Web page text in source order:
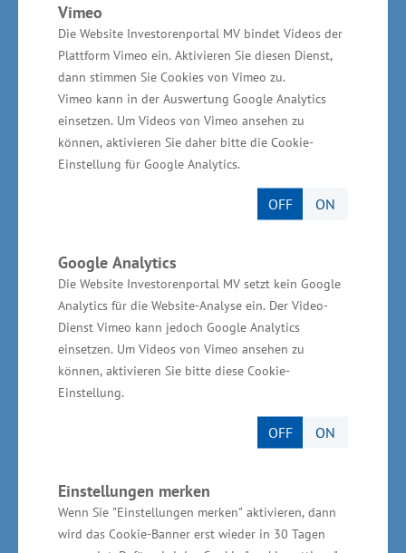
Vimeo
Die Website Investorenportal MV bindet Videos der
Plattform Vimeo ein. Aktivieren Sie diesen Dienst,
dann stimmen Sie Cookies von Vimeo zu.
Vimeo kann in der Auswertung Google Analytics
einsetzen. Um Videos von Vimeo ansehen zu
können, aktivieren Sie daher bitte die Cookie-
Einstellung für Google Analytics.
OFF ON
Google Analytics
Die Website Investorenportal MV setzt kein Google
Analytics für die Website-Analyse ein. Der Video-
Dienst Vimeo kann jedoch Google Analytics
einsetzen. Um Videos von Vimeo ansehen zu
können, aktivieren Sie bitte diese Cookie-
Einstellung.
OFF ON
Einstellungen merken
Wenn Sie "Einstellungen merken" aktivieren, dann
wird das Cookie-Banner erst wieder in 30 Tagen
Sitz oder Niederlassung in Mecklenburg-
Vorpommern. Auch wiederholte Vorschläge und
Bewerbungen sind zugelassen und willkommen.
Die Unterlagen sind in schriftlicher Form
einzureichen, eine Übersendung per Post, per
Fax, per E-Mail oder der Versand nach digitaler
Bearbeitung des Teilnahmebogens unter
sind möglich.
Die Auszeichnung der Preisträger/innen in den
vier Kategorien umfassen eine Stele
„Unternehmerin und Unternehmer des Jahres in
MV“, eine Urkunde sowie Preisgelder von
insgesamt 15.000 Euro.
Informationen zu Bewerbungen
und Nominierungen:
Ministerium für Wirtschaft, Infrastruktur,